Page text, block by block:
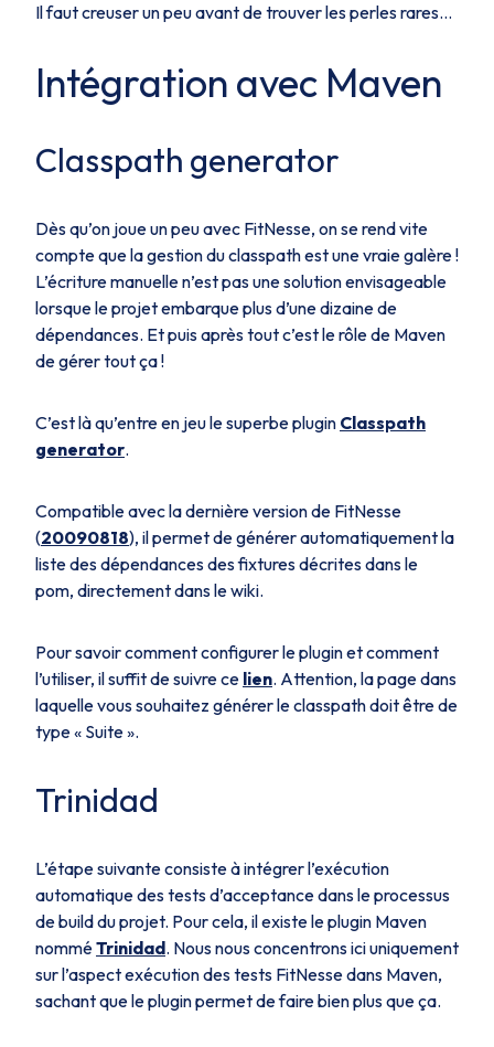
Il faut creuser un peu avant de trouver les perles rares…
Intégration avec Maven
Classpath generator
Dès qu’on joue un peu avec FitNesse, on se rend vite
compte que la gestion du classpath est une vraie galère !
L’écriture manuelle n’est pas une solution envisageable
lorsque le projet embarque plus d’une dizaine de
dépendances. Et puis après tout c’est le rôle de Maven
de gérer tout ça !
C’est là qu’entre en jeu le superbe plugin Classpath
generator.
Compatible avec la dernière version de FitNesse
(20090818), il permet de générer automatiquement la
liste des dépendances des fixtures décrites dans le
pom, directement dans le wiki.
Pour savoir comment configurer le plugin et comment
l’utiliser, il suffit de suivre ce lien. Attention, la page dans
laquelle vous souhaitez générer le classpath doit être de
type « Suite ».
Trinidad
L’étape suivante consiste à intégrer l’exécution
automatique des tests d’acceptance dans le processus
de build du projet. Pour cela, il existe le plugin Maven
nomméTrinidad. Nous nous concentrons ici uniquement
sur l’aspect exécution des tests FitNesse dans Maven,
sachant que le plugin permet de faire bien plus que ça.